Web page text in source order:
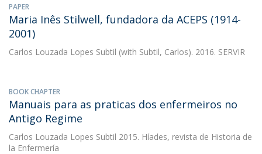
PAPER
Maria Inês Stilwell, fundadora da ACEPS (1914-
2001)
Carlos Louzada Lopes Subtil (with Subtil, Carlos). 2016. SERVIR
BOOK CHAPTER
Manuais para as praticas dos enfermeiros no
Antigo Regime
Carlos Louzada Lopes Subtil 2015. Híades, revista de Historia de
la Enfermería